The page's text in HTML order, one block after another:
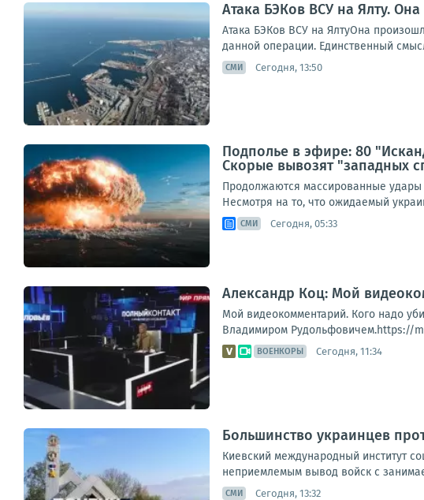
Атака БЭКов ВСУ на Ялту.
Атака БЭКов ВСУ на ЯлтуОна
данной операции. Единственный
СМИ Сегодня, 13:50
Подполье в эфире: 80
Скорые вывозят "западных
Продолжаются массированные
Несмотря на то, что ожидаемый
СМИ Сегодня, 05:33
Александр Коц: Мой
Мой видеокомментарий. Кого надо
Владимиром Рудольфовичем.https://
ВОЕНКОРЫ Сегодня, 11:34
Большинство украинцев
Киевский международный институт
неприемлемым вывод войск с
СМИ Сегодня, 13:32